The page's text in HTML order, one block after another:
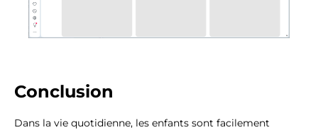
Conclusion
Dans la vie quotidienne, les enfants sont facilement